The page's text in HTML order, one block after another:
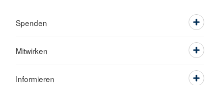
Spenden
Mitwirken
Informieren